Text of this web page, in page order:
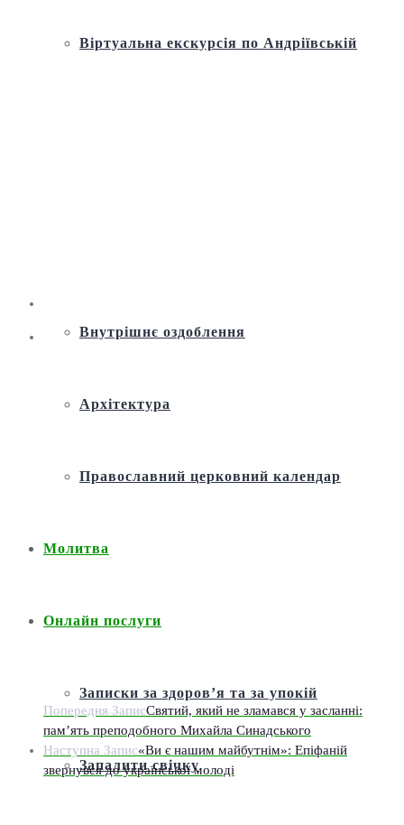
Віртуальна екскурсія по Андріївській
Внутрішнє оздоблення
Архітектура
Православний церковний календар
Молитва
Онлайн послуги
Записки за здоров’я та за упокій
Запалити свічку
Попередня ЗаписСвятий, який не зламався у засланні:
пам’ять преподобного Михайла Синадського
Наступна Запис«Ви є нашим майбутнім»: Епіфаній
звернувся до української молоді